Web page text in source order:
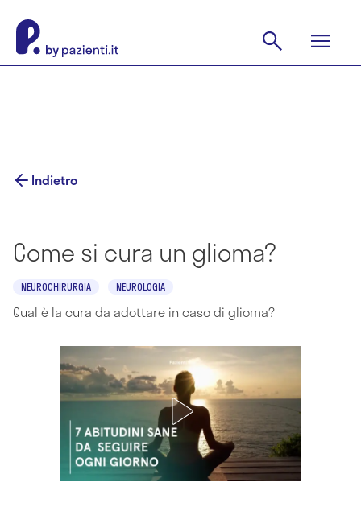
Indietro
Come si cura un glioma?
NEUROCHIRURGIA NEUROLOGIA
Qual è la cura da adottare in caso di glioma?